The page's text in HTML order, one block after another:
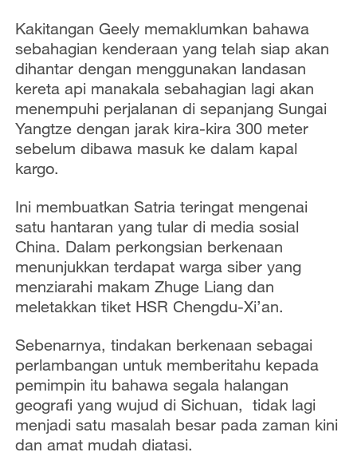
Kakitangan Geely memaklumkan bahawa
sebahagian kenderaan yang telah siap akan
dihantar dengan menggunakan landasan
kereta api manakala sebahagian lagi akan
menempuhi perjalanan di sepanjang Sungai
Yangtze dengan jarak kira-kira 300 meter
sebelum dibawa masuk ke dalam kapal
kargo.
Ini membuatkan Satria teringat mengenai
satu hantaran yang tular di media sosial
China. Dalam perkongsian berkenaan
menunjukkan terdapat warga siber yang
menziarahi makam Zhuge Liang dan
meletakkan tiket HSR Chengdu-Xi’an.
Sebenarnya, tindakan berkenaan sebagai
perlambangan untuk memberitahu kepada
pemimpin itu bahawa segala halangan
geografi yang wujud di Sichuan, tidak lagi
menjadi satu masalah besar pada zaman kini
dan amat mudah diatasi.